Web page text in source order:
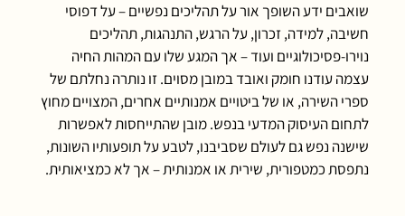
שואבים ידע השופך אור על תהליכים נפשיים – על דפוסי
חשיבה, למידה, זכרון, על הרגש, התנהגות, תהליכים
נוירו-פסיכולוגיים ועוד – אך המגע שלו עם המהות החיה
עצמה עודנו חומק ואובד במובן מסוים. זו נותרה נחלתם של
ספרי השירה, או של ביטויים אמנותיים אחרים, המצויים מחוץ
לתחום העיסוק המדעי בנפש. מובן שהתייחסות לאפשרות
שישנה נפש גם לעולם שסביבנו, לטבע על תופעותיו השונות,
נתפסת כמטפורית, שירית או אמנותית – אך לא כמציאותית.